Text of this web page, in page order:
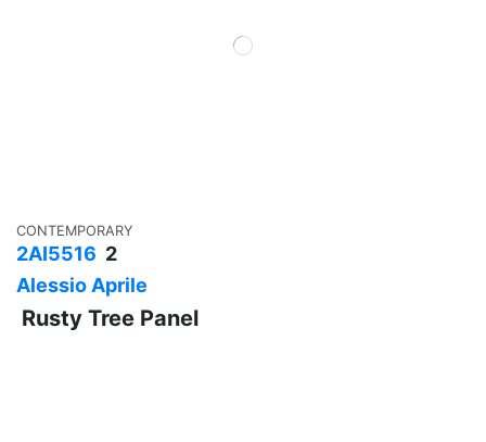
CONTEMPORARY
2AI5516 2
Alessio Aprile
Rusty Tree Panel